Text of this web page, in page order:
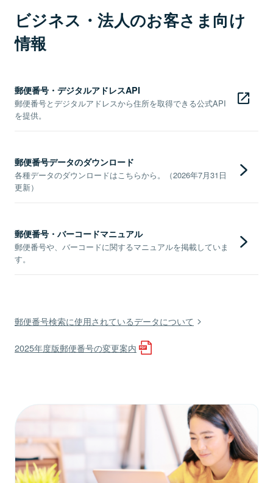
ビジネス・法人のお客さま向け
情報
郵便番号・デジタルアドレスAPI
郵便番号とデジタルアドレスから住所を取得できる公式API
を提供。
郵便番号データのダウンロード
各種データのダウンロードはこちらから。（2026年7月31日
更新）
郵便番号・バーコードマニュアル
郵便番号や、バーコードに関するマニュアルを掲載していま
す。
郵便番号検索に使用されているデータについて
2025年度版郵便番号の変更案内